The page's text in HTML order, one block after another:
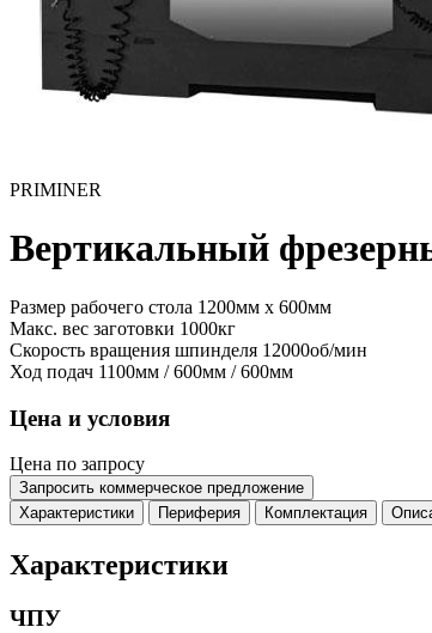
PRIMINER
Вертикальный
Размер рабочего стола 1200мм x 600мм
Макс. вес заготовки 1000кг
Скорость вращения шпинделя 12000об/мин
Ход подач 1100мм / 600мм / 600мм
Цена и условия
Цена по запросу
Запросить коммерческое предложение
Характеристики
Периферия Комплектация
Характеристики
ЧПУ